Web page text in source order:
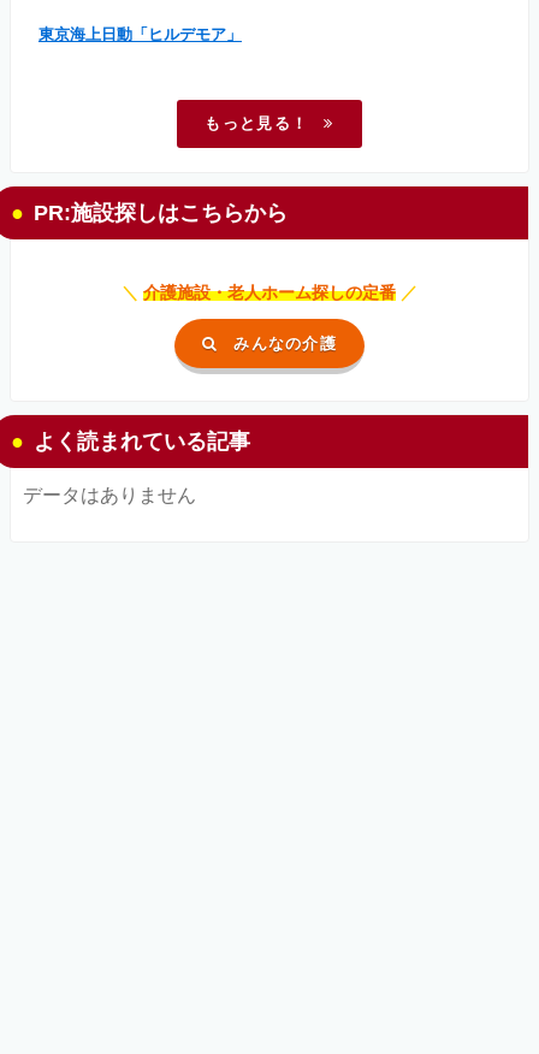
東京海上日動「ヒルデモア」
もっと見る！
PR:施設探しはこちらから
＼ 介護施設・老人ホーム探しの定番 ／
みんなの介護
よく読まれている記事
データはありません